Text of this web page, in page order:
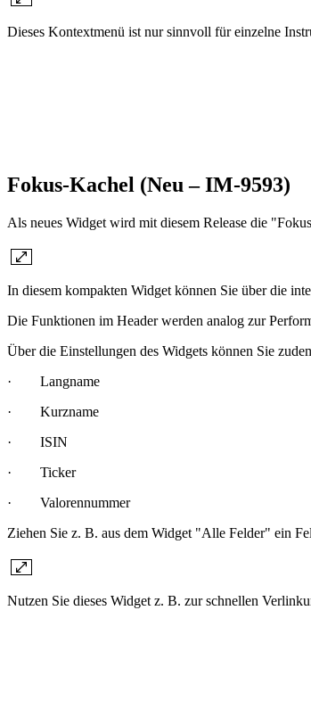
Dieses Kontextmenü ist nur sinnvoll für einzelne
Fokus-Kachel (Neu – IM-9593)
Als neues Widget wird mit diesem Release die
In diesem kompakten Widget können Sie über die
Die Funktionen im Header werden analog zur
Über die Einstellungen des Widgets können Sie
· Langname
· Kurzname
· ISIN
· Ticker
· Valorennummer
Ziehen Sie z. B. aus dem Widget "Alle Felder" ein
Nutzen Sie dieses Widget z. B. zur schnellen